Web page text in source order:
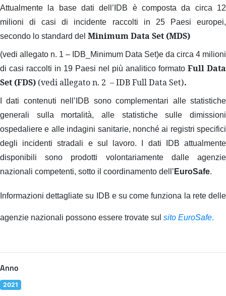
Attualmente la base dati dell’IDB è composta da circa 12
milioni di casi di incidente raccolti in 25 Paesi europei,
secondo lo standard del Minimum Data Set (MDS)
(vedi allegato n. 1 – IDB_Minimum Data Set)e da circa 4 milioni
di casi raccolti in 19 Paesi nel più analitico formato Full Data
Set (FDS) (vedi allegato n. 2 – IDB Full Data Set).
I dati contenuti nell’IDB sono complementari alle statistiche
generali sulla mortalità, alle statistiche sulle dimissioni
ospedaliere e alle indagini sanitarie, nonché ai registri specifici
degli incidenti stradali e sul lavoro. I dati IDB attualmente
disponibili sono prodotti volontariamente dalle agenzie
nazionali competenti, sotto il coordinamento dell’ EuroSafe.
Informazioni dettagliate su IDB e su come funziona la rete delle
agenzie nazionali possono essere trovate sul sito EuroSafe.
Anno
2021